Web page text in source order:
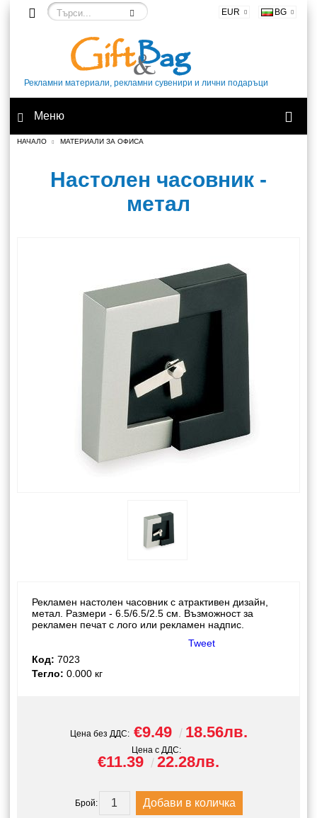
EUR BG
Рекламни материали, рекламни сувенири и лични подаръци
Меню
НАЧАЛО МАТЕРИАЛИ ЗА ОФИСА
Настолен часовник -
метал
Рекламен настолен часовник с атрактивен дизайн,
метал. Размери - 6.5/6.5/2.5 см. Възможност за
рекламен печат с лого или рекламен надпис.
Tweet
Код: 7023
Тегло: 0.000 кг
Цена без ДДС: €9.49 18.56лв.
Цена с ДДС:
€11.39 22.28лв.
Брой: